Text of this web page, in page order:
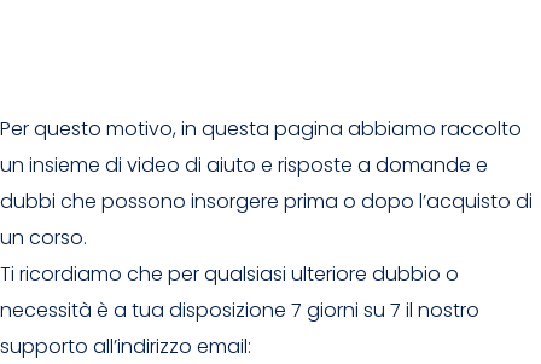
Per questo motivo, in questa pagina abbiamo raccolto
un insieme di video di aiuto e risposte a domande e
dubbi che possono insorgere prima o dopo l’acquisto di
un corso.
Ti ricordiamo che per qualsiasi ulteriore dubbio o
necessità è a tua disposizione 7 giorni su 7 il nostro
supporto all’indirizzo email: